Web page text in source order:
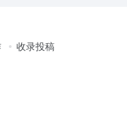
收录投稿